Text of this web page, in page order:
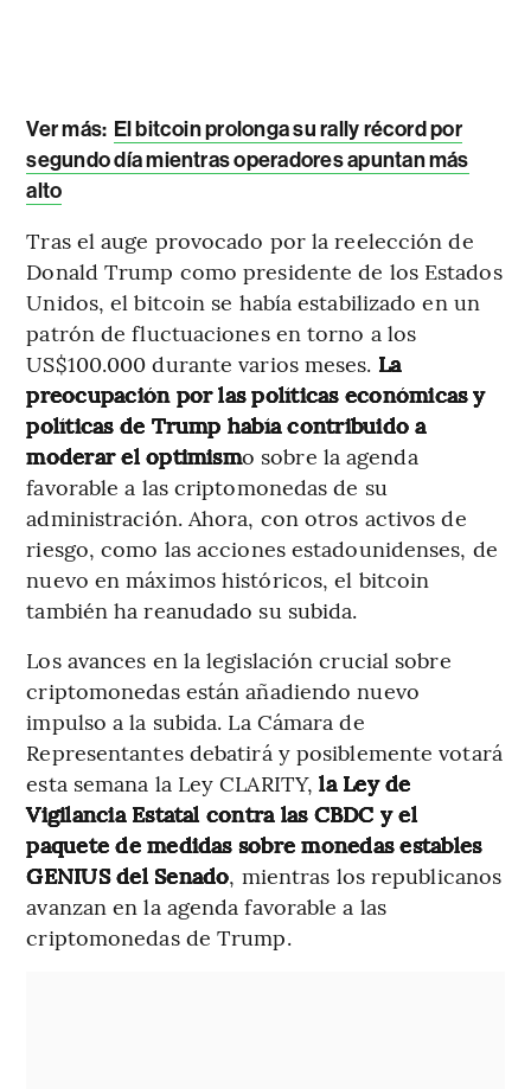
Ver más: El bitcoin prolonga su rally récord por
segundo día mientras operadores apuntan más
alto
Tras el auge provocado por la reelección de
Donald Trump como presidente de los Estados
Unidos, el bitcoin se había estabilizado en un
patrón de fluctuaciones en torno a los
US$100.000 durante varios meses. La
preocupación por las políticas económicas y
políticas de Trump había contribuido a
moderar el optimismo sobre la agenda
favorable a las criptomonedas de su
administración. Ahora, con otros activos de
riesgo, como las acciones estadounidenses, de
nuevo en máximos históricos, el bitcoin
también ha reanudado su subida.
Los avances en la legislación crucial sobre
criptomonedas están añadiendo nuevo
impulso a la subida. La Cámara de
Representantes debatirá y posiblemente votará
esta semana la Ley CLARITY, la Ley de
Vigilancia Estatal contra las CBDC y el
paquete de medidas sobre monedas estables
GENIUS del Senado, mientras los republicanos
avanzan en la agenda favorable a las
criptomonedas de Trump.